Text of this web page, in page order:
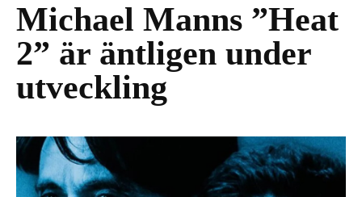
Michael Manns ”Heat
2” är äntligen under
utveckling